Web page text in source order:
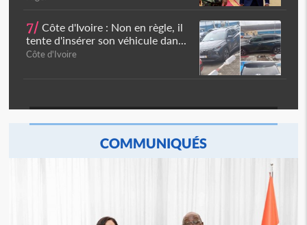
7/ Côte d'Ivoire : Non en règle, il
tente d'insérer son véhicule dan...
Côte d'Ivoire
COMMUNIQUÉS